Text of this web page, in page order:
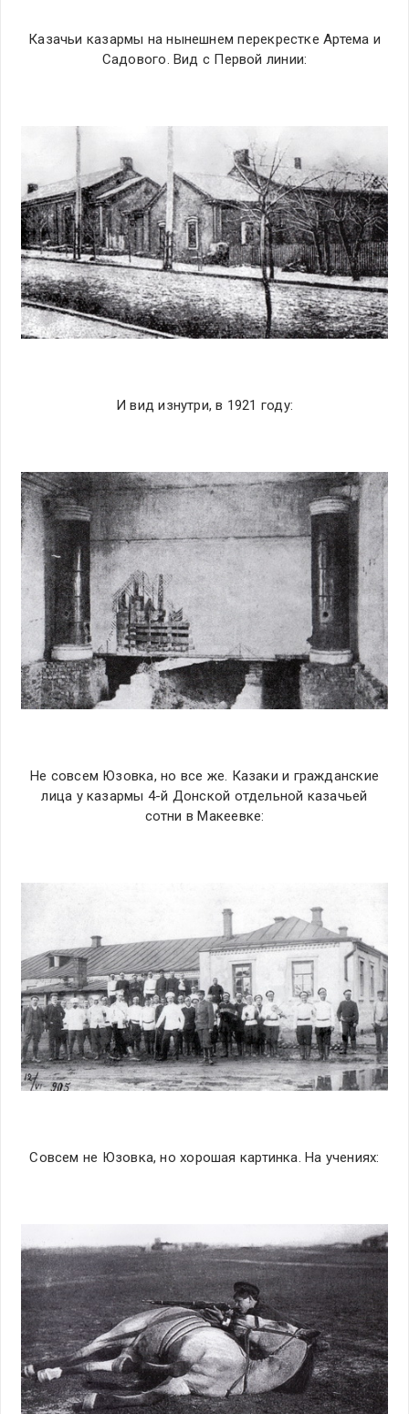
Казачьи казармы на нынешнем перекрестке Артема и
Садового. Вид с Первой линии:
И вид изнутри, в 1921 году:
Не совсем Юзовка, но все же. Казаки и гражданские
лица у казармы 4-й Донской отдельной казачьей
сотни в Макеевке:
Совсем не Юзовка, но хорошая картинка. На учениях: